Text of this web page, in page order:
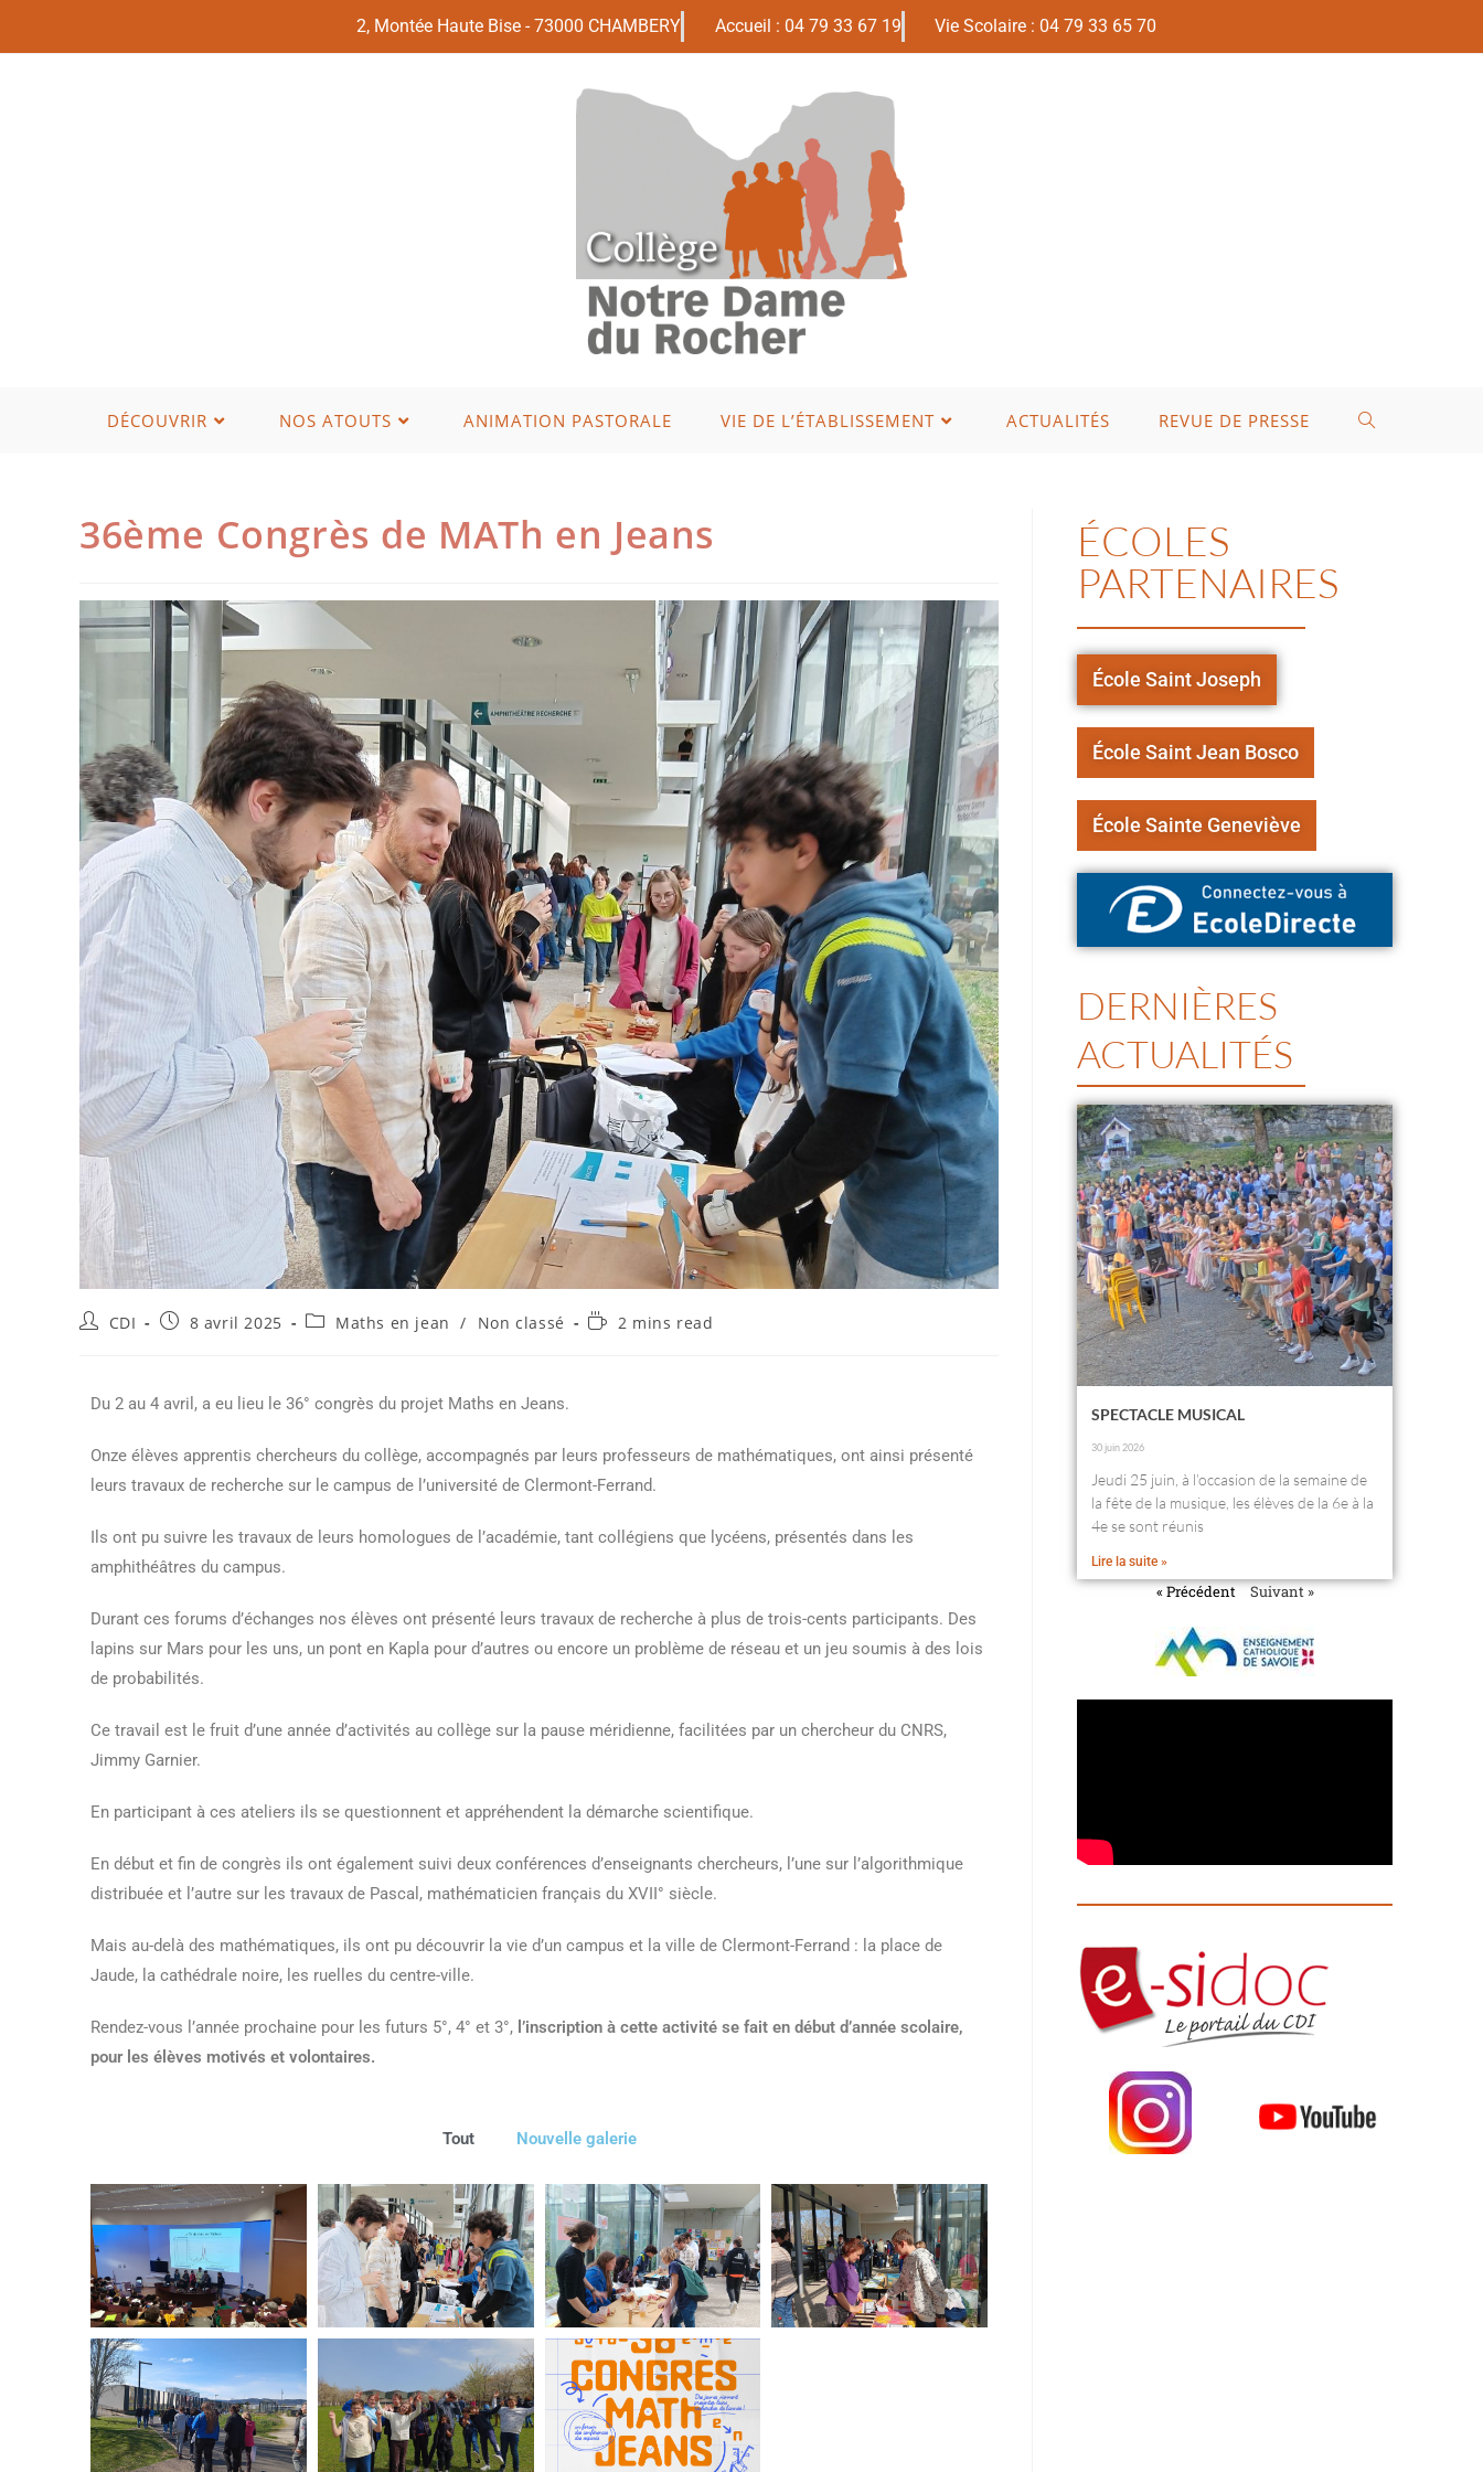
2, Montée Haute Bise - 73000 CHAMBERY Accueil : 04 79 33 67 19 Vie Scolaire : 04 79 33 65 70
DÉCOUVRIR NOS ATOUTS ANIMATION PASTORALE VIE DE L’ÉTABLISSEMENT ACTUALITÉS REVUE DE PRESSE
36ème Congrès de MATh en Jeans
CDI 8 avril 2025 Maths en jean / Non classé 2 mins read
Du 2 au 4 avril, a eu lieu le 36° congrès du projet Maths en Jeans.
Onze élèves apprentis chercheurs du collège, accompagnés par leurs professeurs de mathématiques, ont ainsi présenté
leurs travaux de recherche sur le campus de l’université de Clermont-Ferrand.
Ils ont pu suivre les travaux de leurs homologues de l’académie, tant collégiens que lycéens, présentés dans les
amphithéâtres du campus.
Durant ces forums d’échanges nos élèves ont présenté leurs travaux de recherche à plus de trois-cents participants. Des
lapins sur Mars pour les uns, un pont en Kapla pour d’autres ou encore un problème de réseau et un jeu soumis à des lois
de probabilités.
Ce travail est le fruit d’une année d’activités au collège sur la pause méridienne, facilitées par un chercheur du CNRS,
Jimmy Garnier.
En participant à ces ateliers ils se questionnent et appréhendent la démarche scientifique.
En début et fin de congrès ils ont également suivi deux conférences d’enseignants chercheurs, l’une sur l’algorithmique
distribuée et l’autre sur les travaux de Pascal, mathématicien français du XVII° siècle.
Mais au-delà des mathématiques, ils ont pu découvrir la vie d’un campus et la ville de Clermont-Ferrand : la place de
Jaude, la cathédrale noire, les ruelles du centre-ville.
Rendez-vous l’année prochaine pour les futurs 5°, 4° et 3°, l’inscription à cette activité se fait en début d’année scolaire,
pour les élèves motivés et volontaires.
Tout Nouvelle galerie
ÉCOLES
PARTENAIRES
École Saint Joseph
École Saint Jean Bosco
École Sainte Geneviève
DERNIÈRES
ACTUALITÉS
SPECTACLE MUSICAL
30 juin 2026
Jeudi 25 juin, à l’occasion de la semaine de
la fête de la musique, les élèves de la 6e à la
4e se sont réunis
Lire la suite »
« Précédent Suivant »